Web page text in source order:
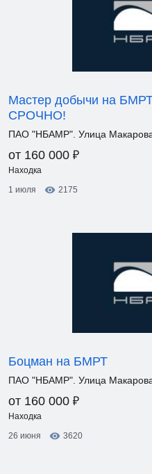
Мастер добычи на
СРОЧНО!
ПАО "НБАМР". Улица
от 160 000 ₽
Находка
1 июля
2175
Боцман на БМРТ
ПАО "НБАМР". Улица
от 160 000 ₽
Находка
26 июня
3620